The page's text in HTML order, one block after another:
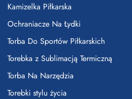
Kamizelka Piłkarska
Ochraniacze Na Łydki
Torba Do Sportów Piłkarskich
Torebka z Sublimacją Termiczną
Torba Na Narzędzia
Torebki stylu życia